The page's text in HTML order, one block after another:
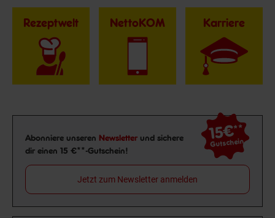
Rezeptwelt NettoKOM Karriere
Newsletter Anmeldung
Abonniere unseren Newsletter und sichere
dir einen 15 €**-Gutschein!
15€**
Gutschein
Jetzt zum Newsletter anmelden